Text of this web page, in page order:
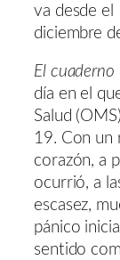
va desde
diciembre
El cuaderno
día en el
Salud
19. Con un
corazón, a
ocurrió, a
escasez,
pánico
sentido